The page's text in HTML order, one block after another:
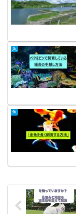
魚
魚